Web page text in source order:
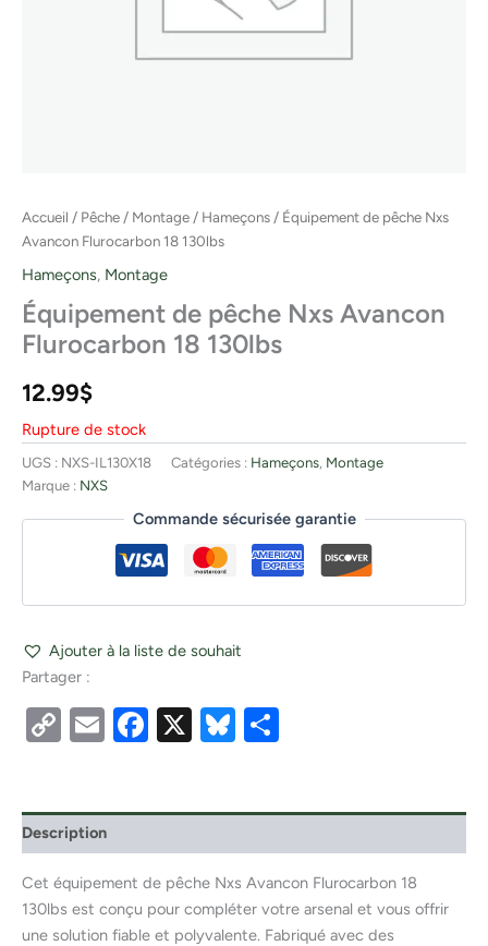
Accueil / Pêche / Montage / Hameçons / Équipement de pêche Nxs
Avancon Flurocarbon 18 130lbs
Hameçons, Montage
Équipement de pêche Nxs Avancon
Flurocarbon 18 130lbs
12.99$
Rupture de stock
UGS : NXS-IL130X18 Catégories : Hameçons, Montage
Marque : NXS
Commande sécurisée garantie
Ajouter à la liste de souhait
Partager :
CopyEmailFacebook
X Bluesky
Description
Cet équipement de pêche Nxs Avancon Flurocarbon 18
130lbs est conçu pour compléter votre arsenal et vous offrir
une solution fiable et polyvalente. Fabriqué avec des